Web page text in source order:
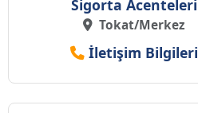
Sigorta Acenteleri
Tokat/Merkez
İletişim Bilgileri